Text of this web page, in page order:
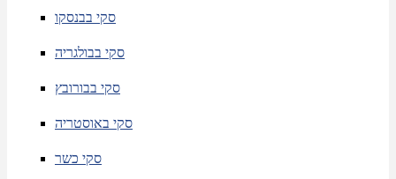
סקי בבנסקו
סקי בבולגריה
סקי בבורובץ
סקי באוסטריה
סקי כשר